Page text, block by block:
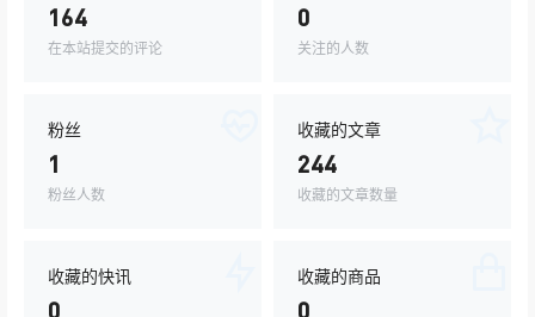
164
在本站提交的评论
0
关注的人数
粉丝
1
粉丝人数
收藏的文章
244
收藏的文章数量
收藏的快讯
0
收藏的商品
0